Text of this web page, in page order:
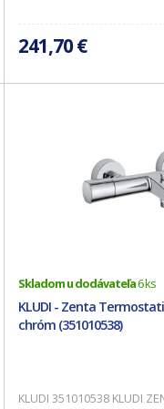
241,70 €
Skladom u dodávateľa6 ks
KLUDI - Zenta
chróm (351010538)
KLUDI 351010538 KLUDI